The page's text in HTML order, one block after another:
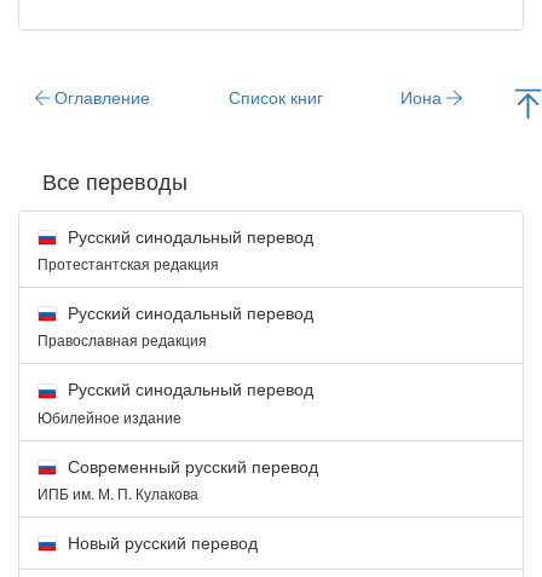
Оглавление Список книг Иона
Все переводы
Русский синодальный перевод
Протестантская редакция
Русский синодальный перевод
Православная редакция
Русский синодальный перевод
Юбилейное издание
Современный русский перевод
ИПБ им. М. П. Кулакова
Новый русский перевод